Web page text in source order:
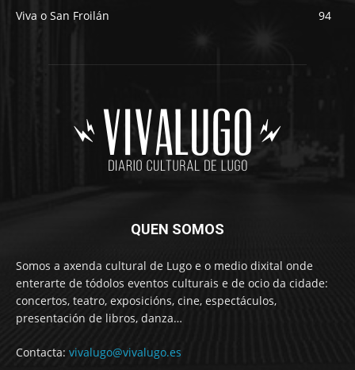
Viva o San Froilán
94
QUEN SOMOS
Somos a axenda cultural de Lugo e o medio dixital onde
enterarte de tódolos eventos culturais e de ocio da cidade:
concertos, teatro, exposicións, cine, espectáculos,
presentación de libros, danza…
Contacta: vivalugo@vivalugo.es